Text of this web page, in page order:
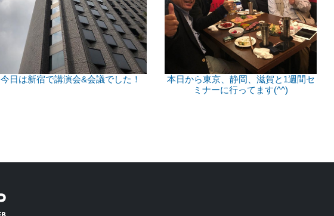
今日は新宿で講演会&会議でした！
本日から東京、静岡、滋賀と1週間セ
ミナーに行ってます(^^)